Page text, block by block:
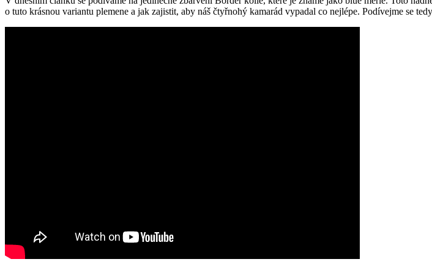
o tuto krásnou variantu plemene a jak zajistit, aby náš čtyřnohý kamarád vypadal co nejlépe. Podívejme se